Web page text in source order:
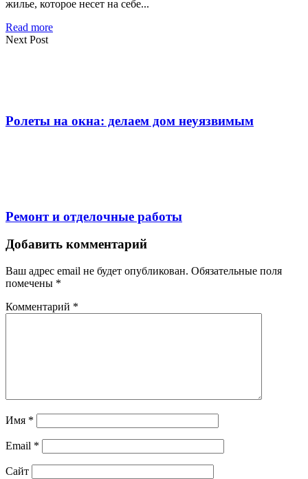
жилье, которое несет на себе...
Read more
Next Post
Ролеты на окна: делаем дом неуязвимым
Ремонт и отделочные работы
Добавить комментарий
Ваш адрес email не будет опубликован. Обязательные поля
помечены *
Комментарий *
Имя *
Email *
Сайт